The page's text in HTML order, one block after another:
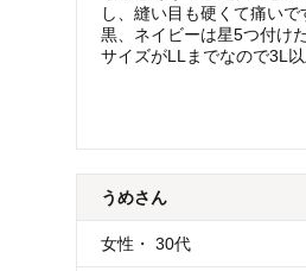
し、縫い目も硬くて痛い
黒、ネイビーは星5つ付け
サイズがLLまでなので3L
うめさん
女性 ・ 30代